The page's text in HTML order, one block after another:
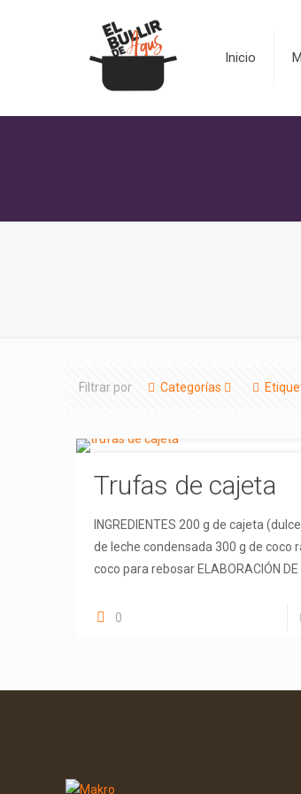
Inicio
Filtrar por Categorías
Trufas de cajeta
INGREDIENTES 200 g de cajeta
de leche condensada 300 g de coco
coco para rebosar ELABORACIÓN DE
0